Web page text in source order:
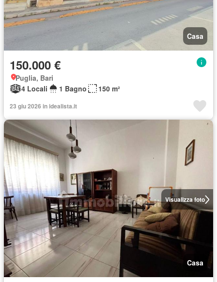
Casa
150.000 €
Puglia, Bari
4 Locali
1 Bagno 150 m²
23 giu 2026 in idealista.it
Visualizza foto
Casa